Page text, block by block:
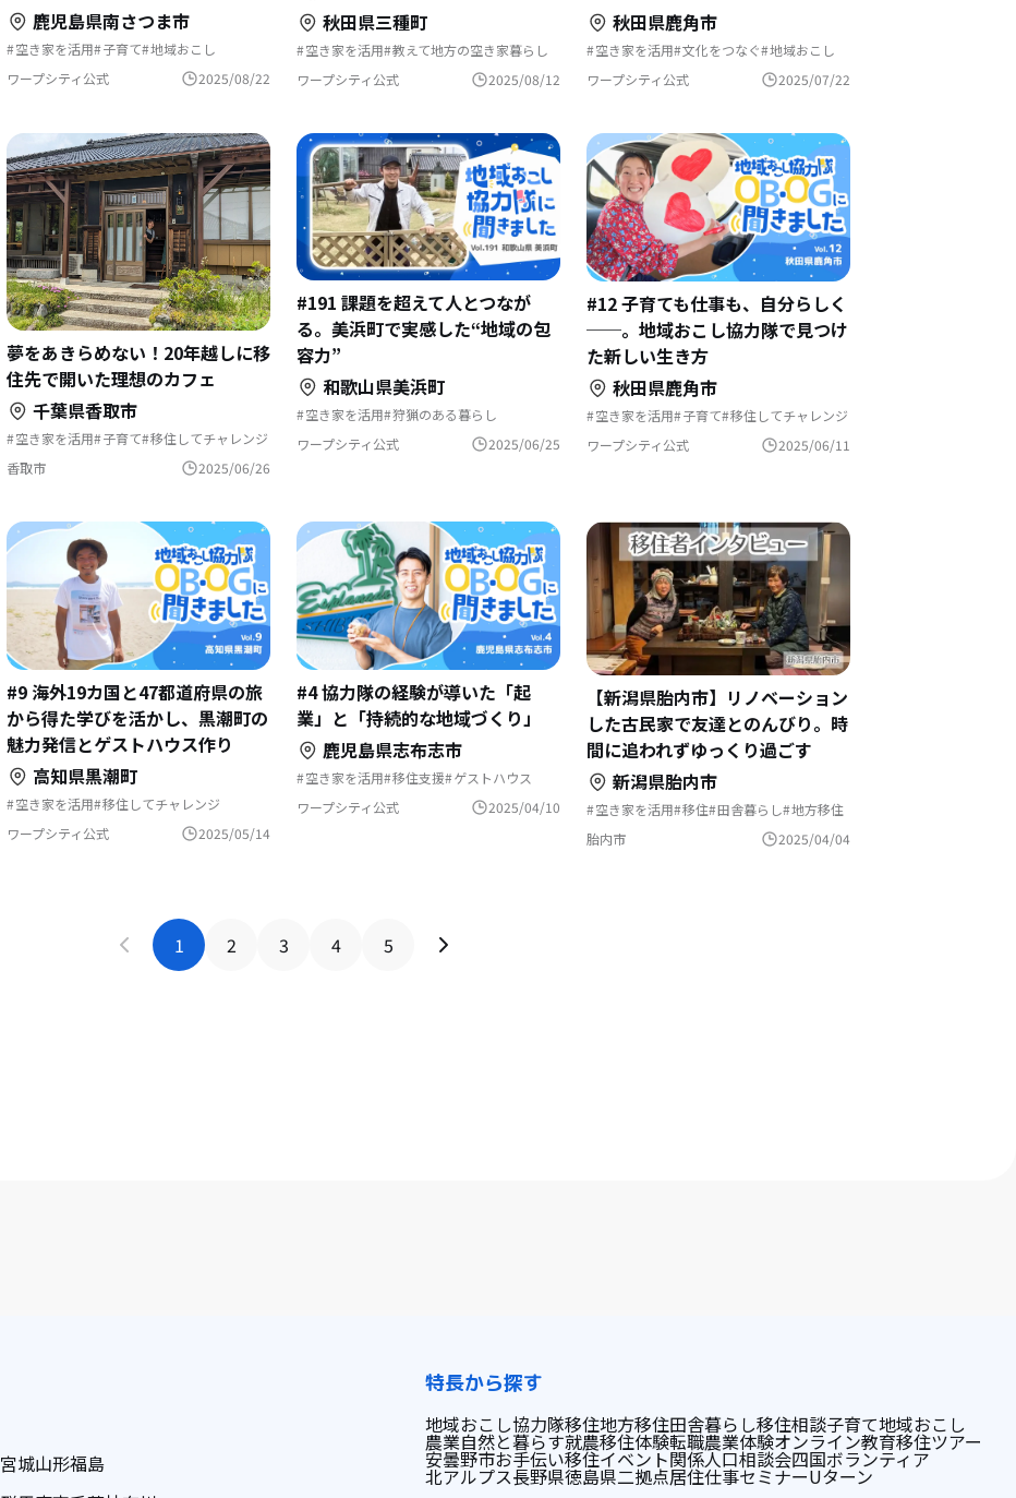
鹿児島県南さつま市
空き家を活用 子育て 地域おこし
田舎暮らし 地域おこし協力隊
遊び場が近い ふるさとで暮らす 島暮らし
集落で暮らす
ワープシティ公式 2025/08/22
秋田県三種町
空き家を活用 教えて地方の空き家暮らし
支援制度 いつでもアウトドア
自然と暮らす 地域おこし 田舎暮らし
夢の暮らし 地域おこし協力隊
ワープシティ公式 2025/08/12
秋田県鹿角市
空き家を活用 文化をつなぐ 地域おこし
移住を機に起業 移住相談 田舎暮らし
地域おこし協力隊 まちづくり
地域おこし協力隊に聞いてみた
ワープシティ公式 2025/07/22
夢をあきらめない！20年越しに移
住先で開いた理想のカフェ
千葉県香取市
空き家を活用 子育て 移住してチャレンジ
畑のある暮らし 移住 起業 自然と暮らす
田舎暮らし 地域を活性化
香取市 2025/06/26
#191 課題を超えて人とつなが
る。美浜町で実感した“地域の包
容力”
和歌山県美浜町
空き家を活用 狩猟のある暮らし
村でくらす 文化をつなぐ 自然と暮らす
地域おこし 地域おこし協力隊
古民家を活用 歴史をつむぐ
ワープシティ公式 2025/06/25
#12 子育ても仕事も、自分らしく
──。地域おこし協力隊で見つけ
た新しい生き方
秋田県鹿角市
空き家を活用 子育て 移住してチャレンジ
地域おこし 農業の仕事 地域おこし協力隊
移住体験 テレワーク
地域おこし協力隊に聞いてみた
ワープシティ公式 2025/06/11
#9 海外19カ国と47都道府県の旅
から得た学びを活かし、黒潮町の
魅力発信とゲストハウス作り
高知県黒潮町
空き家を活用 移住してチャレンジ
村でくらす 文化をつなぐ ゲストハウス
地域おこし 地域おこし協力隊
歴史をつむぐ アートな暮らし
ワープシティ公式 2025/05/14
#4 協力隊の経験が導いた「起
業」と「持続的な地域づくり」
鹿児島県志布志市
空き家を活用 移住支援 ゲストハウス
支援センターを活用 地域おこし
移住を機に起業
地域おこし協力隊 スポーツで豊かに
ワープシティ公式 2025/04/10
【新潟県胎内市】リノベーション
した古民家で友達とのんびり。時
間に追われずゆっくり過ごす
新潟県胎内市
空き家を活用 移住 田舎暮らし 地方移住
空き家
胎内市
2025/04/04
1 2 3 4 5
宮城山形福島
特長から探す
地域おこし協力隊移住地方移住田舎暮らし移住相談子育て地域おこし
農業自然と暮らす就農移住体験転職農業体験オンライン教育移住ツアー
安曇野市お手伝い移住イベント関係人口相談会四国ボランティア
北アルプス長野県徳島県二拠点居住仕事セミナーUターン